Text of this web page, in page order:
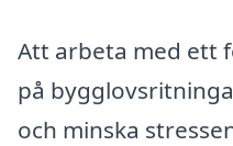
Att arbeta med ett
på
och minska